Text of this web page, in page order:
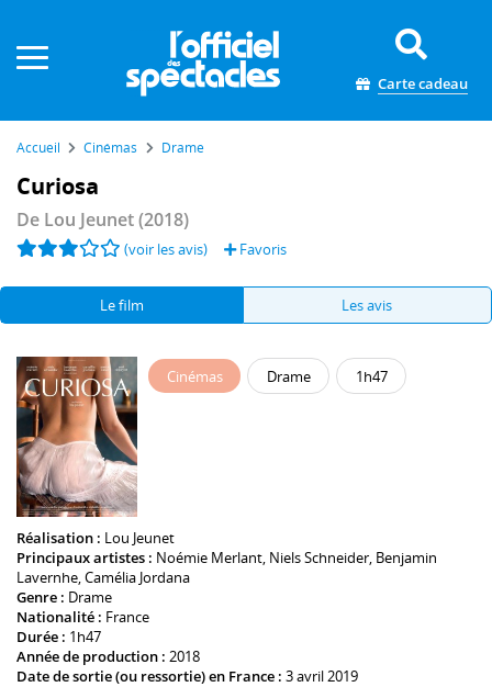
Carte cadeau
Accueil Cinémas Drame
Curiosa
De Lou Jeunet(2018)
(voir les avis) Favoris
Le film Les avis
Cinémas Drame 1h47
Réalisation : Lou Jeunet
Principaux artistes : Noémie Merlant, Niels Schneider, Benjamin
Lavernhe,Camélia Jordana
Genre : Drame
Nationalité : France
Durée : 1h47
Année de production : 2018
Date de sortie (ou ressortie) en France : 3 avril 2019